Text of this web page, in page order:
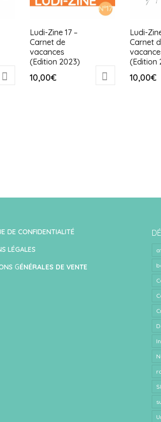
Ludi-Zine 17 –
Carnet de
vacances
(Edition 2023)
10,00€
Ludi-
Carnet
(Edition
10,00€
DE CONFIDENTIALITÉ
LÉGALES
GÉNÉRALES DE VENTE